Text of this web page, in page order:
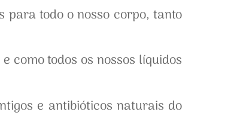
todo o nosso corpo, tanto
como todos os nossos líquidos
e antibióticos naturais do